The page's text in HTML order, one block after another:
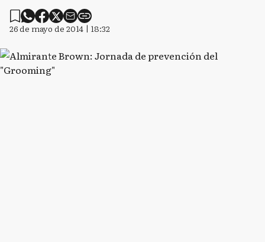
26 de mayo de 2014 | 18:32